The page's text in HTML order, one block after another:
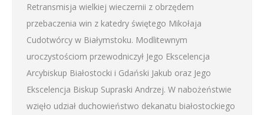
Retransmisja wielkiej wieczernii z obrzędem
przebaczenia win z katedry świętego Mikołaja
Cudotwórcy w Białymstoku. Modlitewnym
uroczystościom przewodniczył Jego Ekscelencja
Arcybiskup Białostocki i Gdański Jakub oraz Jego
Ekscelencja Biskup Supraski Andrzej. W nabożeństwie
wzięło udział duchowieństwo dekanatu białostockiego